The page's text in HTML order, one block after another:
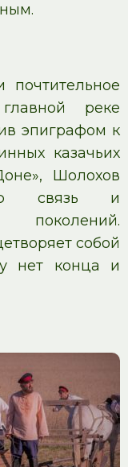
реке
эпиграфом к
казачьих
Шолохов
связь и
поколений.
собой
нет конца и